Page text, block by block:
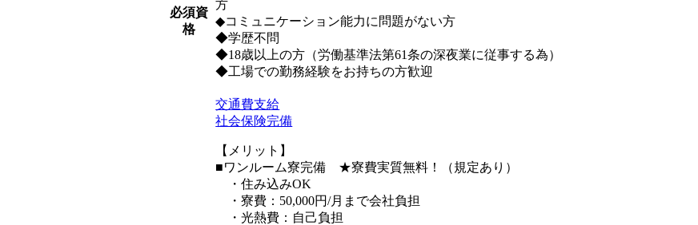
必須資
格
方
◆コミュニケーション能力に問題がない方
◆学歴不問
◆18歳以上の方（労働基準法第61条の深夜業に従事する為）
◆工場での勤務経験をお持ちの方歓迎
交通費支給
社会保険完備
【メリット】
■ワンルーム寮完備 ★寮費実質無料！（規定あり）
・住み込みOK
・寮費：50,000円/月まで会社負担
・光熱費：自己負担